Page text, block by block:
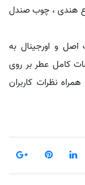
هندی ، چوب صندل
اصل و اورجینال به
کامل عطر بر روی
نظرات کاربران